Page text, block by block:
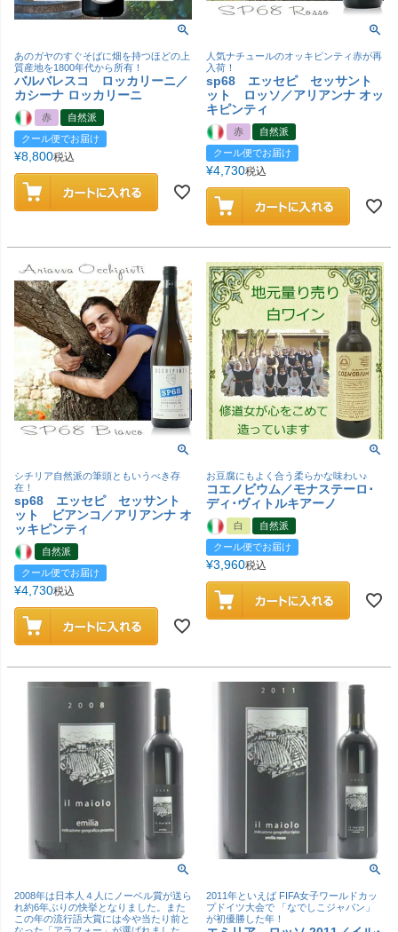
あのガヤのすぐそばに畑を持つほどの上
質産地を1800年代から所有！
バルバレスコ ロッカリーニ／
カシーナ ロッカリーニ
赤
自然派
クール便でお届け
¥8,800税込
人気ナチュールのオッキピンティ赤が再
入荷！
sp68 エッセピ セッサント
ット ロッソ／アリアンナ オッ
キピンティ
赤
自然派
クール便でお届け
¥4,730税込
シチリア自然派の筆頭ともいうべき存
在！
sp68 エッセピ セッサント
ット ビアンコ／アリアンナ オ
ッキピンティ
自然派
クール便でお届け
¥4,730税込
お豆腐にもよく合う柔らかな味わい♪
コエノビウム／モナステーロ･
ディ･ヴィトルキアーノ
白
自然派
クール便でお届け
¥3,960税込
2008年は日本人４人にノーベル賞が送ら
れ約6年ぶりの快挙となりました。また
この年の流行語大賞には今や当たり前と
2011年といえば FIFA女子ワールドカッ
プドイツ大会で 「なでしこジャパン」
が初優勝した年！